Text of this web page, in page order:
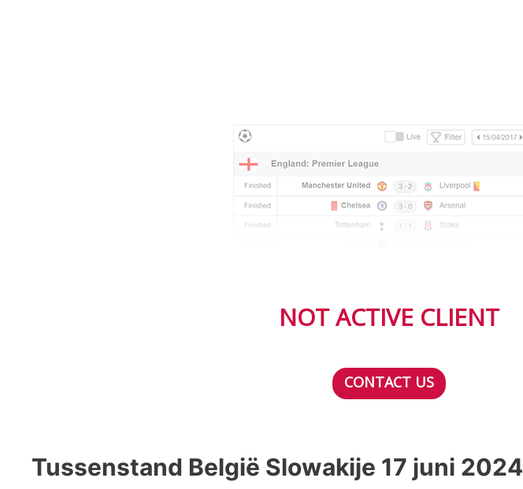
NOT ACTIVE CLIENT
CONTACT US
Tussenstand België Slowakije 17 juni 2024